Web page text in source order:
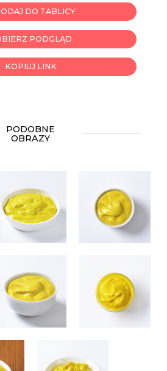
DO TABLICY
PODGLĄD
KOPIUJ LINK
PODOBNE
OBRAZY